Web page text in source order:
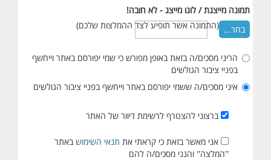
תמונה מייצגת / לוגו מייצג - לא חובה!
בחר... (התמונה אשר תופיע לצד ההמלצות שלכם)
הריני מסכים/ה בזאת באופן מפורש כי שמי יפורסם באתר וייחשף
בפניי ציבור הגולשים
איני מסכים/ה ששמי יפורסם באתר וייחשף בפניי ציבור הגולשים
ברצוני להצטרף לרשימת דיוור של האתר
אני מאשר בזאת כי קראתי את תנאי השימושבאתר
''המלצה'' והנני מסכים/ה להם